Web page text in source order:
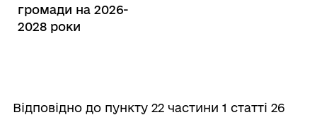
громади на 2026-
2028 роки
Відповідно до пункту 22 частини 1 статті 26